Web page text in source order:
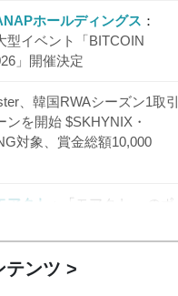
ホールディングス
型イベント「BITCOIN
」開催決定
、韓国RWAシーズン1取引
ンを開始 $SKHYNIX・
対象、賞金総額10,000
クト
「モアクト」 のポ
を追加
テンツ